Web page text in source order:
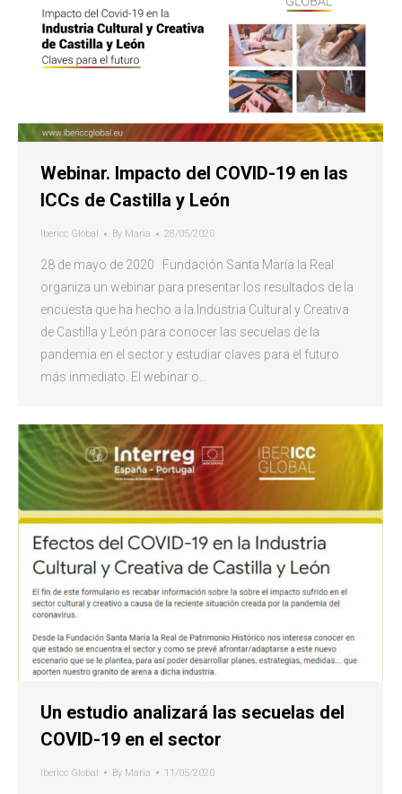
Webinar. Impacto del COVID-19 en las
ICCs de Castilla y León
Ibericc Global By Maria 28/05/2020
28 de mayo de 2020 Fundación Santa María la Real
organiza un webinar para presentar los resultados de la
encuesta que ha hecho a la Industria Cultural y Creativa
de Castilla y León para conocer las secuelas de la
pandemia en el sector y estudiar claves para el futuro
más inmediato. El webinar o…
Un estudio analizará las secuelas del
COVID-19 en el sector
Ibericc Global By Maria 11/05/2020